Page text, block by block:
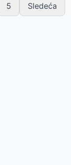
5 Sledeća